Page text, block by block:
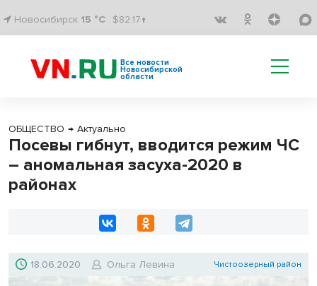
Новосибирск 15 °C $82.17↑
Все новости
Новосибирской
области
ОБЩЕСТВО → Актуально
Посевы гибнут, вводится режим ЧС
– аномальная засуха-2020 в
районах
18.06.2020 Ольга Левина Чистоозерный район